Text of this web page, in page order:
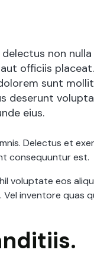
non
officiis
sunt
deserunt
eius.
Delectus et
consequuntur est.
voluptate eos
inventore quas